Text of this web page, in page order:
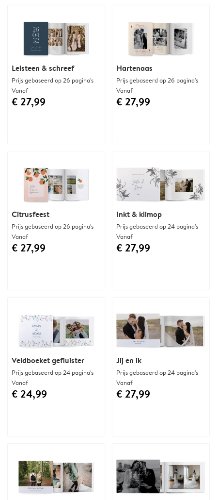
Leisteen & schreef
Prijs gebaseerd op 26 pagina's
Vanaf
€ 27,99
Hartenaas
Prijs gebaseerd op 26 pagina's
Vanaf
€ 27,99
Citrusfeest
Prijs gebaseerd op 26 pagina's
Vanaf
€ 27,99
Inkt & klimop
Prijs gebaseerd op 24 pagina's
Vanaf
€ 27,99
Veldboeket gefluister
Prijs gebaseerd op 24 pagina's
Vanaf
€ 24,99
Jij en ik
Prijs gebaseerd op 24 pagina's
Vanaf
€ 27,99